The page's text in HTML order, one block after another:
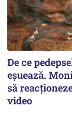
De ce
eșuează.
să
video